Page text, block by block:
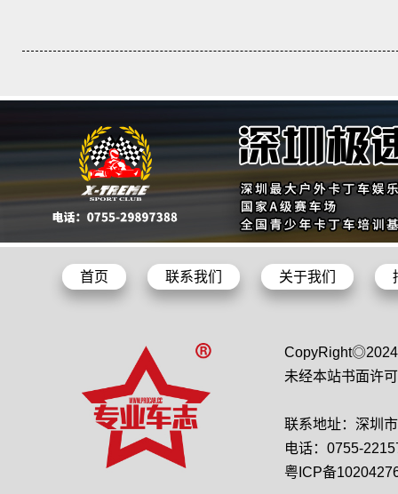
首页 联系我们 关于我们
未经本站书面许
联系地址：深圳
电话：0755-
粤ICP备